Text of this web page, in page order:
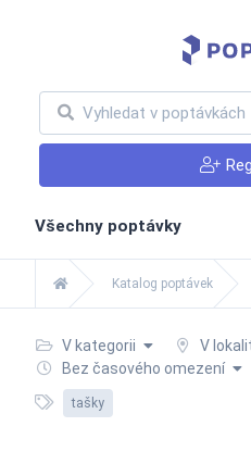
Všechny poptávky
Katalog poptávek
V kategorii
V
Bez časového omezení
tašky